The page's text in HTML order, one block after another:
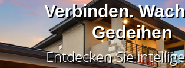
Verbinden.
Gedeihen
Entdecken Sie